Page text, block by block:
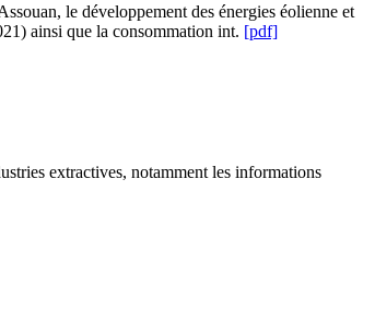
le développement des énergies éolienne et
ainsi que la consommation int. [pdf]
extractives, notamment les informations